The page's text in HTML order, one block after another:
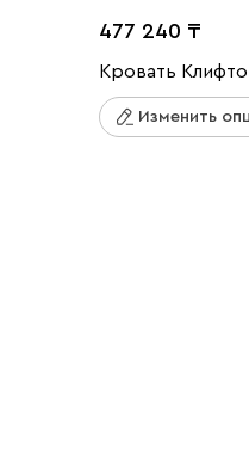
477 240
Кровать
Изменить